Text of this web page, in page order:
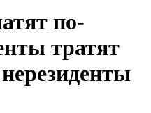
по-
тратят